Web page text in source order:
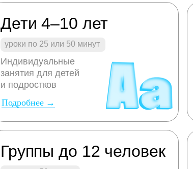
Дети 4–10 лет
уроки по 25 или 50 минут
Индивидуальные
занятия для детей
и подростков
Подробнее →
Группы до 12 человек